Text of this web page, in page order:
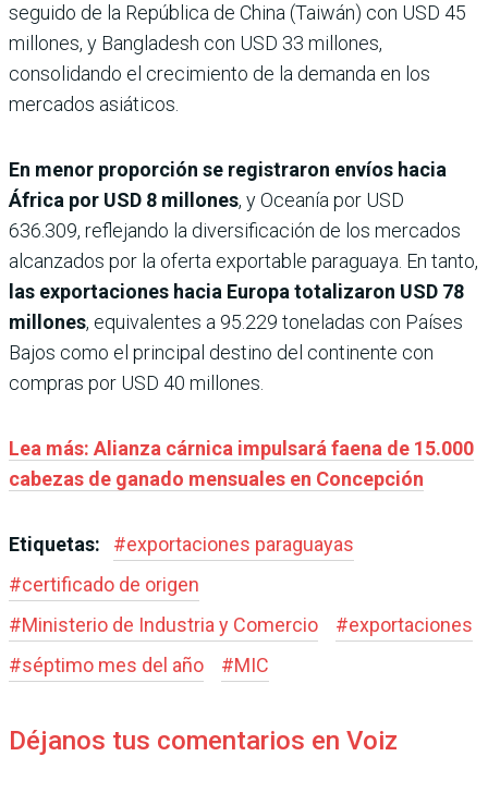
seguido de la República de China (Taiwán) con USD 45
millones, y Bangladesh con USD 33 millones,
consolidando el crecimiento de la demanda en los
mercados asiáticos.
En menor proporción se registraron envíos hacia
África por USD 8 millones, y Oceanía por USD
636.309, reflejando la diversificación de los mercados
alcanzados por la oferta exportable paraguaya. En tanto,
las exportaciones hacia Europa totalizaron USD 78
millones, equivalentes a 95.229 toneladas con Países
Bajos como el principal destino del continente con
compras por USD 40 millones.
Lea más: Alianza cárnica impulsará faena de 15.000
cabezas de ganado mensuales en Concepción
Etiquetas: #exportaciones paraguayas
#certificado de origen
#Ministerio de Industria y Comercio #exportaciones
#séptimo mes del año #MIC
Déjanos tus comentarios en Voiz